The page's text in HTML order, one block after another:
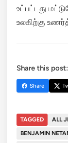
உட்பட்டது
உலகிற்கு
Share this post:
Share
TAGGED
ALL
BENJAMIN